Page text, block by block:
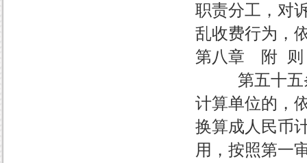
职责分工，对
乱收费行为，
第八章 附 则
第五十五条
计算单位的，
换算成人民币
用，按照第一